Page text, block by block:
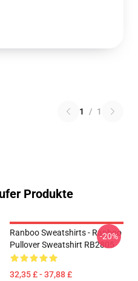
1 / 1
Produkte
Ranboo Sweatshirts - Ranboo
Pullover Sweatshirt RB2805
32,35 £ - 37,88 £
-20%